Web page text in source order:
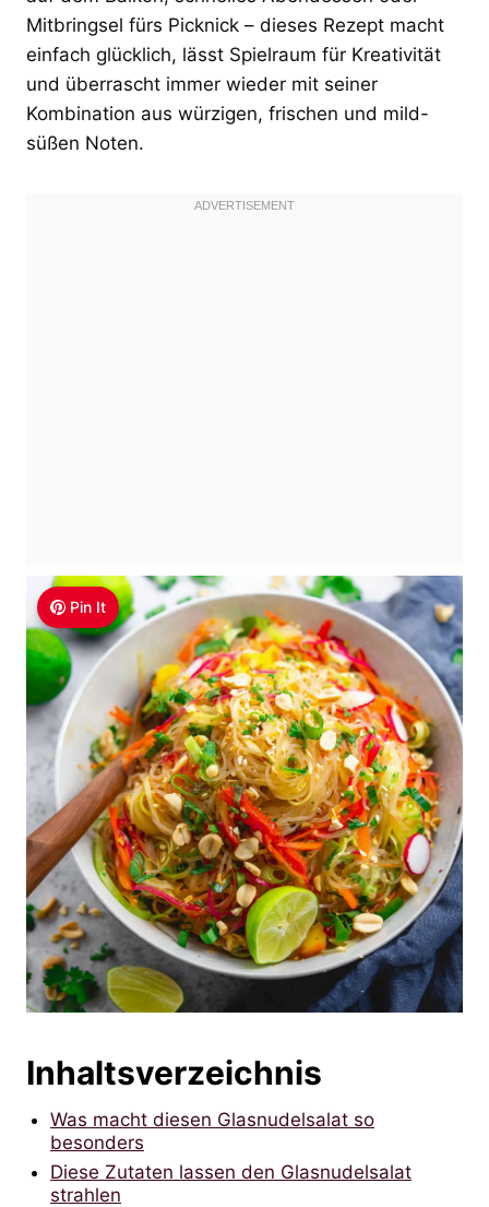
Mitbringsel fürs Picknick – dieses Rezept macht
einfach glücklich, lässt Spielraum für Kreativität
und überrascht immer wieder mit seiner
Kombination aus würzigen, frischen und mild-
süßen Noten.
Pin It
Inhaltsverzeichnis
Was macht diesen Glasnudelsalat so
besonders
Diese Zutaten lassen den Glasnudelsalat
strahlen